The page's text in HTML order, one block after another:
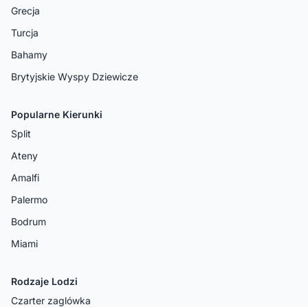
Grecja
Turcja
Bahamy
Brytyjskie Wyspy Dziewicze
Popularne Kierunki
Split
Ateny
Amalfi
Palermo
Bodrum
Miami
Rodzaje Lodzi
Czarter zaglówka